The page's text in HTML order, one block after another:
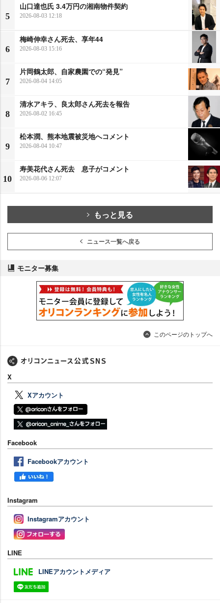
5
山口達也氏 3.4万円の湘南物件契約
2026-08-03 12:18
6
梅崎伸幸さん死去、享年44
2026-08-03 15:16
7
片岡鶴太郎、自家農園での“発見”
2026-08-04 14:05
8
清水アキラ、良太郎さん死去を報告
2026-08-02 16:45
9
松本潤、熊本地震被災地へコメント
2026-08-04 10:47
10
寿美花代さん死去 息子がコメント
2026-08-06 12:07
もっと見る
ニュース一覧へ戻る
モニター募集
このページのトップへ
X
Xアカウント
Facebook
Facebookアカウント
Instagram
Instagramアカウント
LINE
LINEアカウントメディア